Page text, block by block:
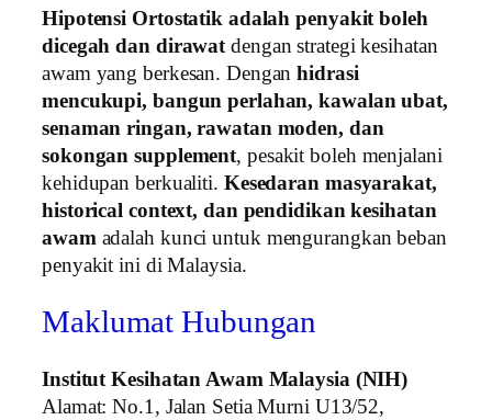
Hipotensi Ortostatik adalah penyakit boleh
dicegah dan dirawat dengan strategi kesihatan
awam yang berkesan. Denganhidrasi
mencukupi, bangun perlahan, kawalan ubat,
senaman ringan, rawatan moden, dan
sokongan supplement, pesakit boleh menjalani
kehidupan berkualiti. Kesedaran masyarakat,
historical context, dan pendidikan kesihatan
awam adalah kunci untuk mengurangkan beban
penyakit ini di Malaysia.
Maklumat Hubungan
Institut Kesihatan Awam Malaysia (NIH)
Alamat: No.1, Jalan Setia Murni U13/52,